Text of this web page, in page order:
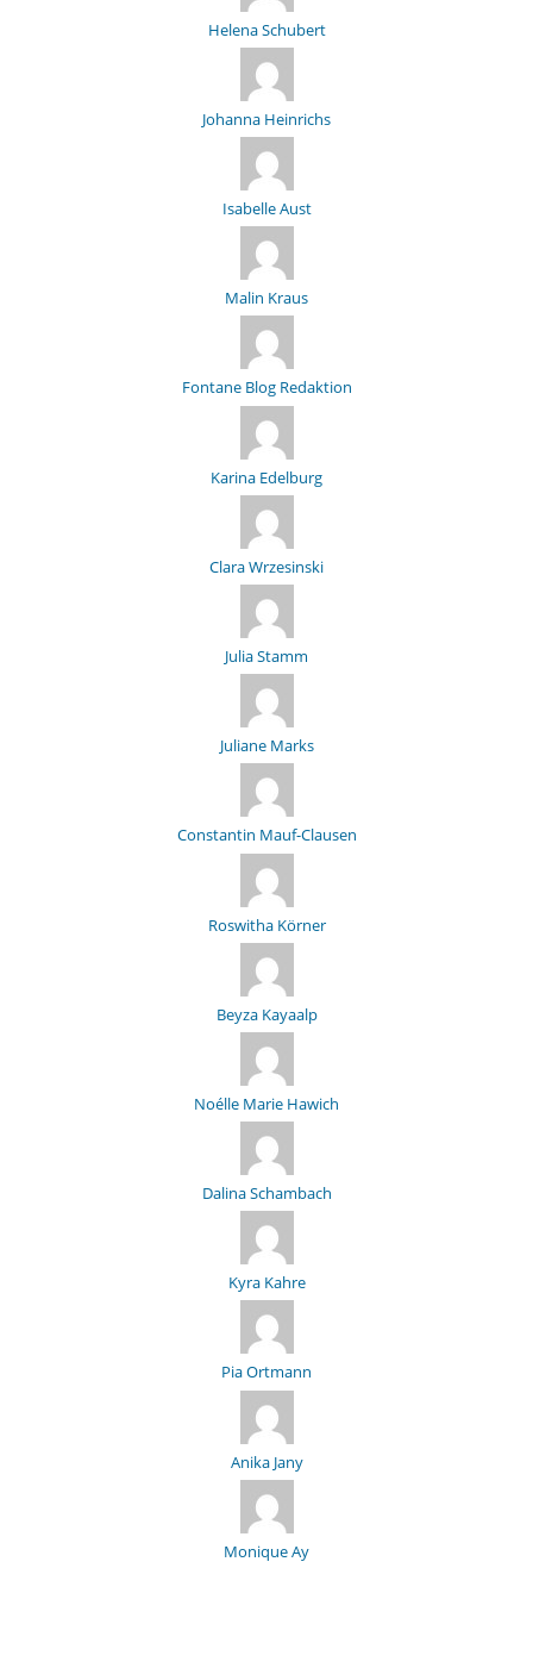
Helena Schubert
Johanna Heinrichs
Isabelle Aust
Malin Kraus
Fontane Blog Redaktion
Karina Edelburg
Clara Wrzesinski
Julia Stamm
Juliane Marks
Constantin Mauf-Clausen
Roswitha Körner
Beyza Kayaalp
Noélle Marie Hawich
Dalina Schambach
Kyra Kahre
Pia Ortmann
Anika Jany
Monique Ay